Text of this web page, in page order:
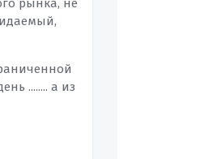
рынка, не
........ а из